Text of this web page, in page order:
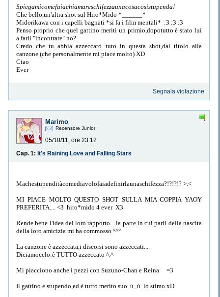
Spiegamicomefaiachiamareschifezzaunacosacosìstupenda!
Che bello,un'altra shot sul Hiro*Mido *______*
Midorikawa con i capelli bagnati *si fa i film mentali* :3 :3 :3
Penso proprio che quel gattino meriti un primio,dopotutto è stato lui
a farli "incontrare" no?
Credo che tu abbia azzeccato tuto in questa shot,dal titolo alla
canzone (che personalmente mi piace molto) XD
Ciao
Ever
Segnala violazione
Marimo
Recensore Junior
05/10/11, ore 23:12
Cap. 1: It's Raining Love and Falling Stars
Machestupenditàcomediavolofaiadefinirlaunaschifezza?!?!?!? >.<
MI PIACE MOLTO QUESTO SHOT SULLA MIA COPPIA YAOY
PREFERITA.... <3 hiro*mido 4 ever X3
Rende bene l'idea del loro rapporto....la parte in cui parli della nascita
della loro amicizia mi ha commosso °^°
La canzone è azzeccata,i discorsi sono azzeccati....
Diciamocelo:è TUTTO azzeccato ^.^
Mi piacciono anche i pezzi con Suzuno-Chan e Reina =3
Il gattino è stupendo,ed è tutto merito suo ù_ù lo stimo xD